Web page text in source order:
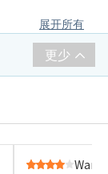
展开所有
更少
Wan